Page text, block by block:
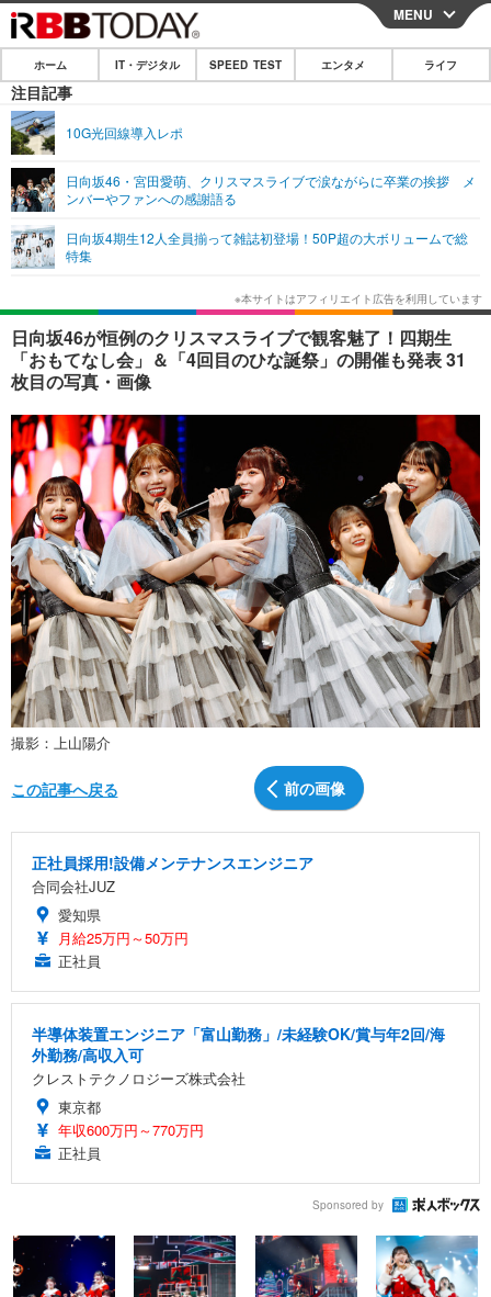
CLOSE
ホーム
IT・デジタル
ネタ
ショッピング その他
SPEED TEST
エンタメ
エンタメTOP
韓国・芸能
音楽 スポーツ
グラビア
ショッピング
ライフ
ライフTOP グルメ
ペット ショッピング
その他
リリース一覧
プッシュ通知の停止方法
MENU
ホーム IT・デジタル SPEED TEST エンタメ ライフ
注目記事
10G光回線導入レポ
日向坂46・宮田愛萌、クリスマスライブで涙ながらに卒業の挨拶 メ
ンバーやファンへの感謝語る
日向坂4期生12人全員揃って雑誌初登場！50P超の大ボリュームで総
特集
日向坂46が恒例のクリスマスライブで観客魅了！四期生
「おもてなし会」＆「4回目のひな誕祭」の開催も発表 31
枚目の写真・画像
撮影：上山陽介
前の画像
この記事へ戻る
正社員採用!設備メンテナンスエンジニア
合同会社JUZ
愛知県
月給25万円～50万円
正社員
半導体装置エンジニア「富山勤務」/未経験OK/賞与年2回/海
外勤務/高収入可
クレストテクノロジーズ株式会社
東京都
年収600万円～770万円
正社員
Sponsored by